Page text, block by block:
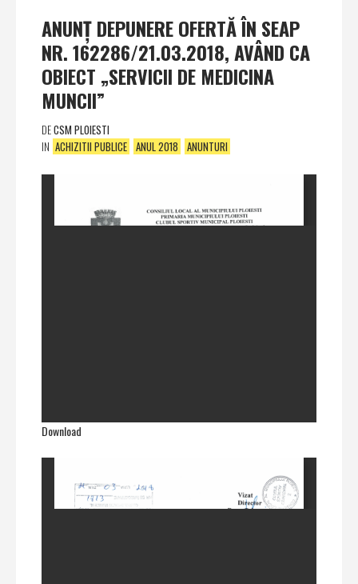
ANUNŢ DEPUNERE OFERTĂ ÎN SEAP
NR. 162286/21.03.2018, AVÂND CA
OBIECT „SERVICII DE MEDICINA
MUNCII”
DECSM PLOIESTI
IN ACHIZITII PUBLICE ANUL 2018 ANUNTURI
Download